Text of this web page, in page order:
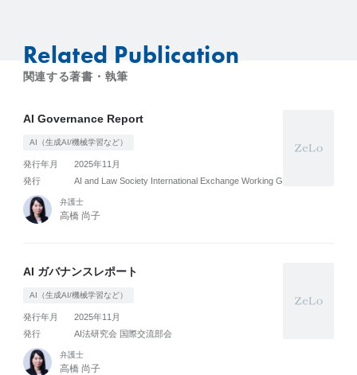
Related Publication
関連する著書・執筆
AI Governance Report
AI（生成AI/機械学習など）
発行年月
2025年11月
発行
AI and Law Society International Exchange Working Group
弁護士
高橋 尚子
AI ガバナンスレポート
AI（生成AI/機械学習など）
発行年月
2025年11月
発行
AI法研究会 国際交流部会
弁護士
高橋 尚子